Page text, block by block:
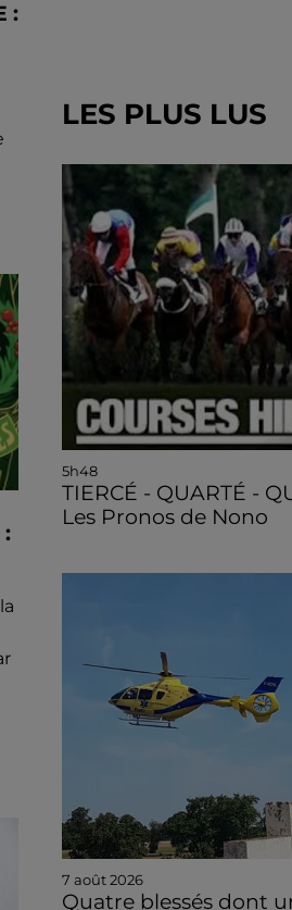
:
:
LES PLUS LUS
5h48
TIERCÉ - QUARTÉ -
Les Pronos de Nono
7 août 2026
Quatre blessés dont